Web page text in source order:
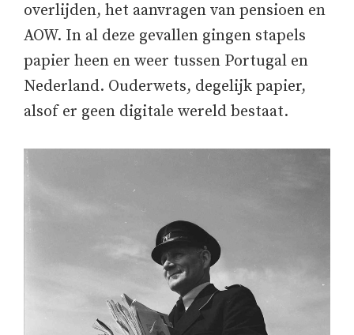
overlijden, het aanvragen van pensioen en
AOW. In al deze gevallen gingen stapels
papier heen en weer tussen Portugal en
Nederland. Ouderwets, degelijk papier,
alsof er geen digitale wereld bestaat.